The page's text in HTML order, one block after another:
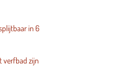
in 6
verfbad zijn